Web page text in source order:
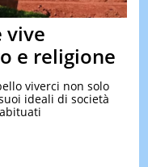
&
TEST
&
vive
e religione
viverci non solo
ideali di società